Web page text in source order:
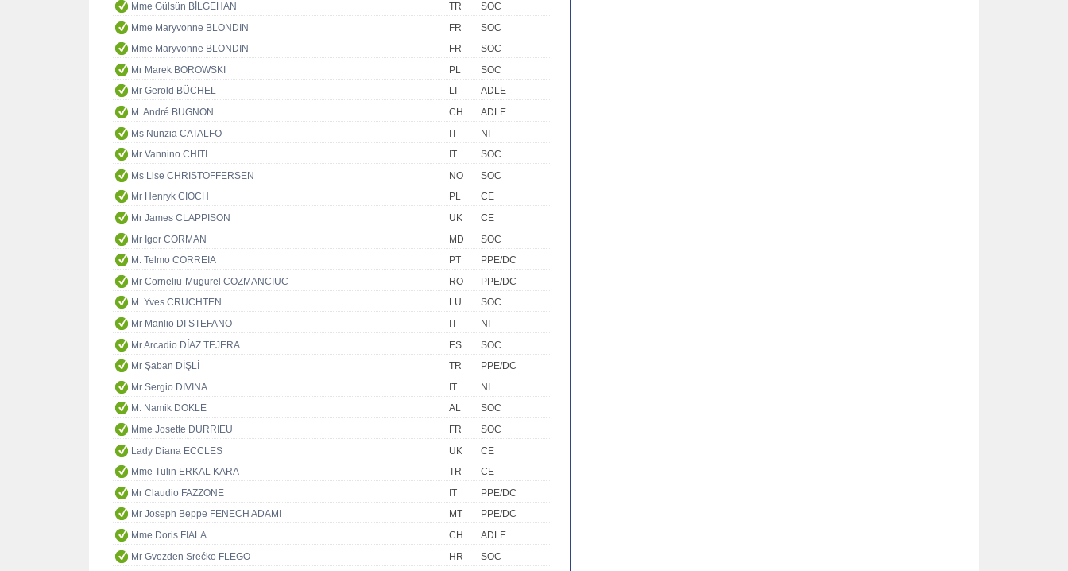
Mme Gülsün BİLGEHAN
TR
SOC
Mme Maryvonne BLONDIN
FR
SOC
Mme Maryvonne BLONDIN
FR
SOC
Mr Marek BOROWSKI
PL
SOC
Mr Gerold BÜCHEL
LI
ADLE
M. André BUGNON
CH
ADLE
Ms Nunzia CATALFO
IT
NI
Mr Vannino CHITI
IT
SOC
Ms Lise CHRISTOFFERSEN
NO
SOC
Mr Henryk CIOCH
PL
CE
Mr James CLAPPISON
UK
CE
Mr Igor CORMAN
MD
SOC
M. Telmo CORREIA
PT
PPE/DC
Mr Corneliu-Mugurel COZMANCIUC
RO
PPE/DC
M. Yves CRUCHTEN
LU
SOC
Mr Manlio DI STEFANO
IT
NI
Mr Arcadio DÍAZ TEJERA
ES
SOC
Mr Şaban DİŞLİ
TR
PPE/DC
Mr Sergio DIVINA
IT
NI
M. Namik DOKLE
AL
SOC
Mme Josette DURRIEU
FR
SOC
Lady Diana ECCLES
UK
CE
Mme Tülin ERKAL KARA
TR
CE
Mr Claudio FAZZONE
IT
PPE/DC
Mr Joseph Beppe FENECH ADAMI
MT
PPE/DC
Mme Doris FIALA
CH
ADLE
Mr Gvozden Srećko FLEGO
HR
SOC